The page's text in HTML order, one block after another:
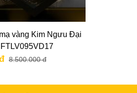
vàng Kim Ngưu Đại
8.500.000 đ